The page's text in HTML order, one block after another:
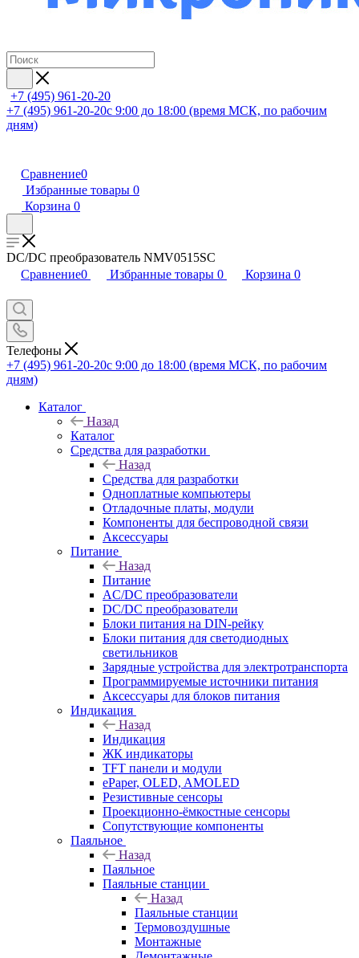
+7 (495) 961-20-20
+7 (495) 961-20-20с 9:00 до 18:00 (время МСК, по рабочим
дням)
Сравнение0
Избранные товары 0
Корзина 0
DC/DC преобразователь NMV0515SC
Сравнение0 Избранные товары 0 Корзина 0
Телефоны
+7 (495) 961-20-20с 9:00 до 18:00 (время МСК, по рабочим
дням)
Каталог
Назад
Каталог
Средства для разработки
Назад
Средства для разработки
Одноплатные компьютеры
Отладочные платы, модули
Компоненты для беспроводной связи
Аксессуары
Питание
Назад
Питание
AC/DC преобразователи
DC/DC преобразователи
Блоки питания на DIN-рейку
Блоки питания для светодиодных
светильников
Зарядные устройства для электротранспорта
Программируемые источники питания
Аксессуары для блоков питания
Индикация
Назад
Индикация
ЖК индикаторы
TFT панели и модули
ePaper, OLED, AMOLED
Резистивные сенсоры
Проекционно-ёмкостные сенсоры
Сопутствующие компоненты
Паяльное
Назад
Паяльное
Паяльные станции
Назад
Паяльные станции
Термовоздушные
Монтажные